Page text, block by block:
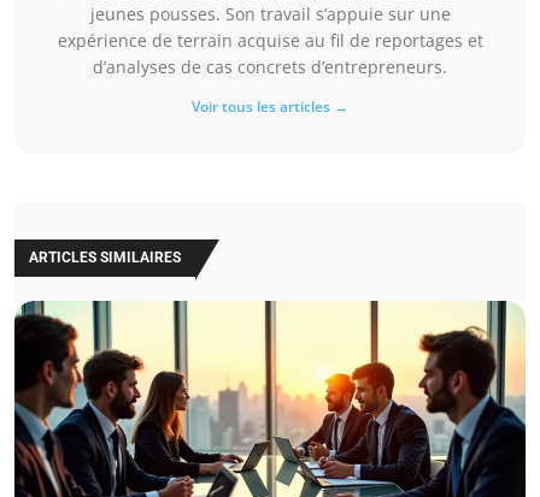
jeunes pousses. Son travail s’appuie sur une
expérience de terrain acquise au fil de reportages et
d’analyses de cas concrets d’entrepreneurs.
Voir tous les articles →
ARTICLES SIMILAIRES